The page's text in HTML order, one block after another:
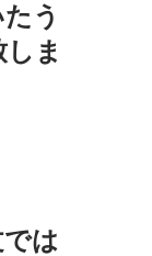
う
ま
は